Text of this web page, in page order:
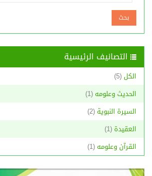
التصانيف الرئيسية
الكل(5)
الحديث وعلومه (1)
السيرة النبوية (2)
العقيدة(1)
القرآن وعلومه (1)